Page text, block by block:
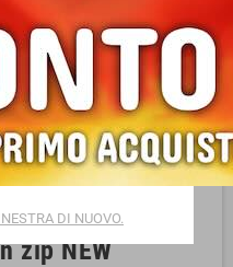
zip NEW
DI NUOVO.